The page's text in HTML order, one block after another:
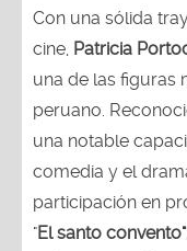
Con una sólida
cine, Patricia
una de las figuras
peruano.
una notable
comedia y el
participación en
"El santo